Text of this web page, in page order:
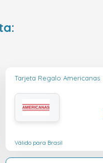
Tarjeta Regalo Americanas
Válido para Brasil